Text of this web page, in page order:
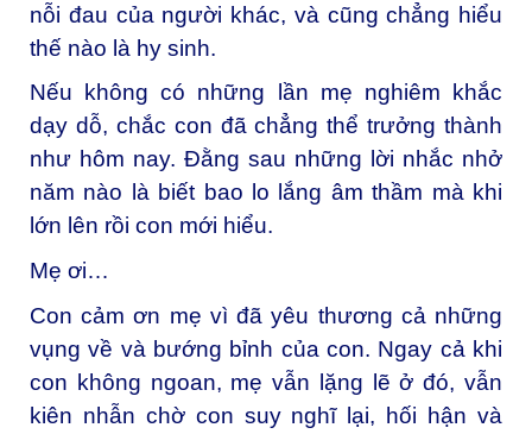
nỗi đau của người khác, và cũng chẳng hiểu
thế nào là hy sinh.
Nếu không có những lần mẹ nghiêm khắc
dạy dỗ, chắc con đã chẳng thể trưởng thành
như hôm nay. Đằng sau những lời nhắc nhở
năm nào là biết bao lo lắng âm thầm mà khi
lớn lên rồi con mới hiểu.
Mẹ ơi…
Con cảm ơn mẹ vì đã yêu thương cả những
vụng về và bướng bỉnh của con. Ngay cả khi
con không ngoan, mẹ vẫn lặng lẽ ở đó, vẫn
kiên nhẫn chờ con suy nghĩ lại, hối hận và